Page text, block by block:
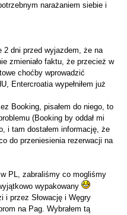
narażaniem siebie i
2 dni przed wyjazdem, że na
zmieniało faktu, że przecież w
choćby wprowadzić
Entercroatia wypełniłem już
Booking, pisałem do niego, to
(Booking by oddał mi
i tam dostałem informację, że
do przeniesienia rezerwacji na
PL, zabraliśmy co mogliśmy
wypakowany
i przez Słowację i Węgry
na Pag. Wybrałem tą